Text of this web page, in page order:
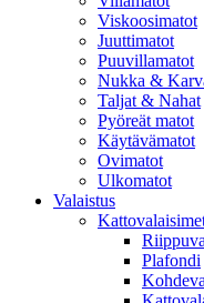
Viskoosimatot
Juuttimatot
Puuvillamatot
Nukka &
Taljat & Nahat
Pyöreät matot
Käytävämatot
Ovimatot
Ulkomatot
Valaistus
Plafondi